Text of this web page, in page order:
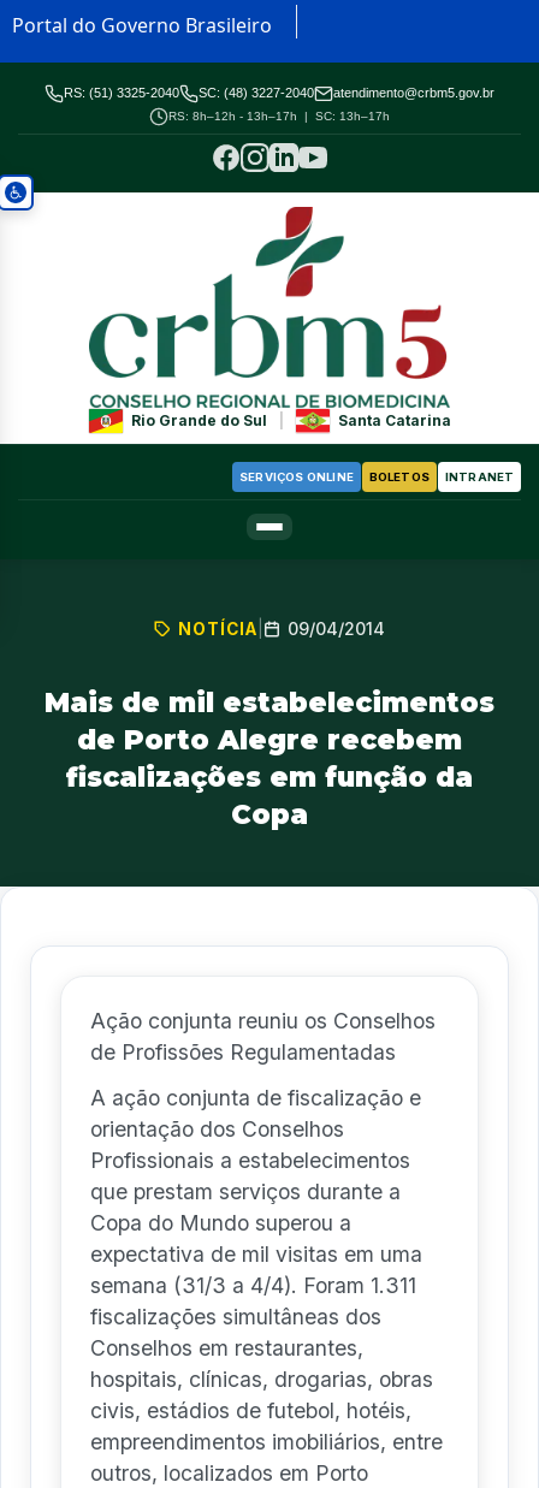
Portal do Governo Brasileiro
RS: (51) 3325-2040 SC: (48) 3227-2040 atendimento@crbm5.gov.br
RS: 8h–12h - 13h–17h | SC: 13h–17h
Rio Grande do Sul Santa Catarina
SERVIÇOS ONLINE BOLETOS INTRANET
NOTÍCIA 09/04/2014
Mais de mil estabelecimentos
de Porto Alegre recebem
fiscalizações em função da
Copa
Ação conjunta reuniu os Conselhos
de Profissões Regulamentadas
A ação conjunta de fiscalização e
orientação dos Conselhos
Profissionais a estabelecimentos
que prestam serviços durante a
Copa do Mundo superou a
expectativa de mil visitas em uma
semana (31/3 a 4/4). Foram 1.311
fiscalizações simultâneas dos
Conselhos em restaurantes,
hospitais, clínicas, drogarias, obras
civis, estádios de futebol, hotéis,
empreendimentos imobiliários, entre
outros, localizados em Porto